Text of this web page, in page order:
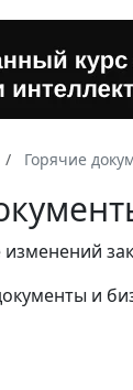
Горячие
и